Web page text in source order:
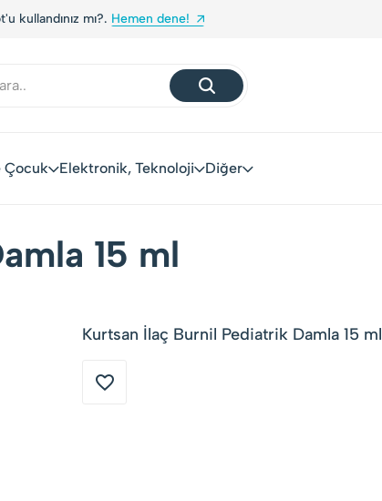
kullandınız mı?. Hemen dene!
Çocuk Elektronik, Teknoloji Diğer
15 ml
Kurtsan İlaç Burnil Pediatrik Damla 15